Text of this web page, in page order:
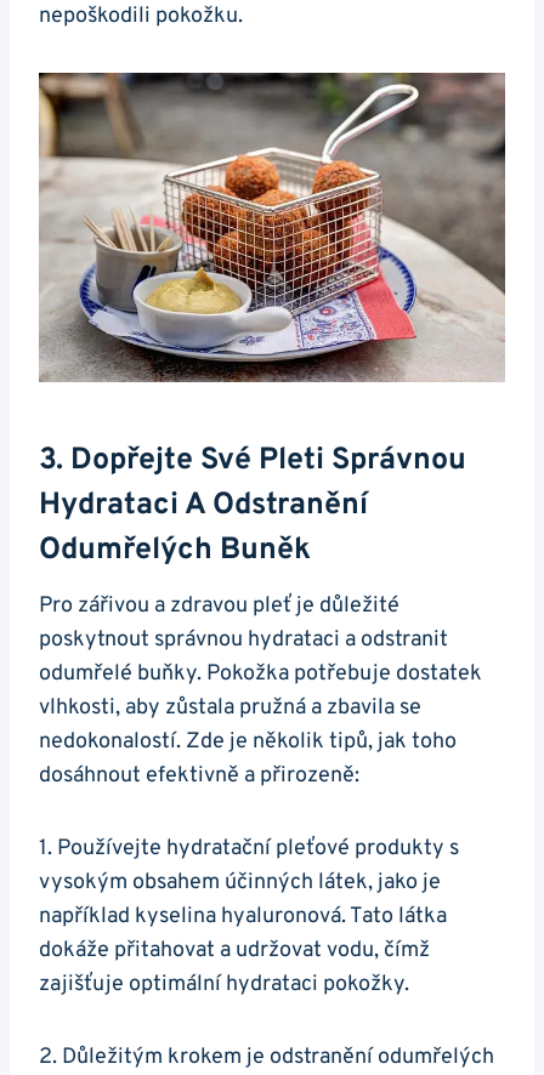
‍nepoškodili pokožku.
3. Dopřejte Své ⁤pleti Správnou​
Hydrataci A Odstranění‌
Odumřelých Buněk
Pro zářivou a zdravou pleť je důležité
poskytnout ⁣správnou hydrataci a​ odstranit
odumřelé​ buňky. Pokožka potřebuje dostatek
⁤vlhkosti,​ aby zůstala pružná ​a zbavila​ se
nedokonalostí. ‍Zde je několik tipů, jak toho
dosáhnout efektivně a přirozeně:
1. Používejte hydratační pleťové produkty‌ s
vysokým⁤ obsahem účinných látek, jako je
například ⁤kyselina hyaluronová. Tato látka
dokáže‌ přitahovat a udržovat vodu, ⁤čímž
zajišťuje optimální hydrataci pokožky.
2. Důležitým‌ krokem je odstranění⁢ odumřelých⁢